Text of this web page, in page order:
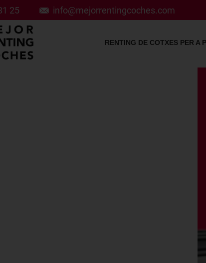
25 info@mejorrentingcoches.com
RENTING DE COTXES PER A